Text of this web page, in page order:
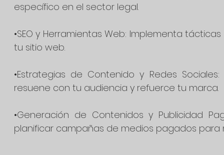
específico en el sector legal.
•SEO y Herramientas Web: Implementa
tu sitio web.
•Estrategias de Contenido y Redes
resuene con tu audiencia y refuerce tu marca.
•Generación de Contenidos y Publicidad
planificar campañas de medios pagados para